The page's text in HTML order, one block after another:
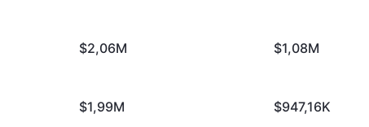
$2,06M $1,08M
$1,99M $947,16K